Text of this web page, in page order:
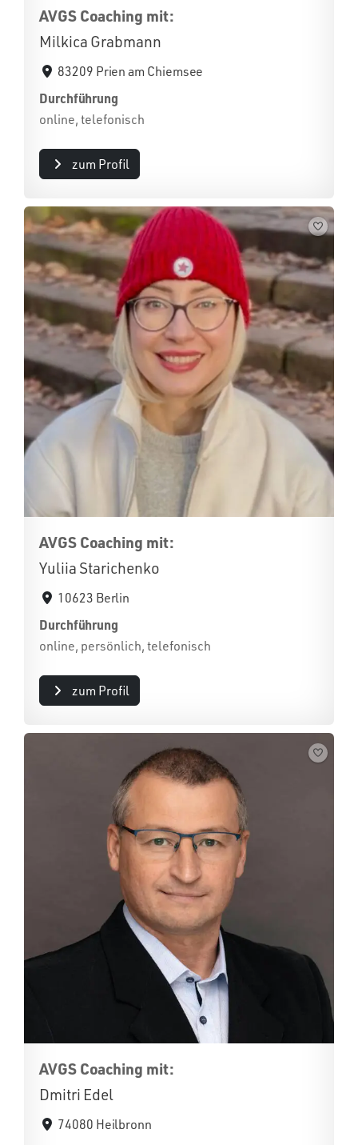
AVGS Coaching mit:
Milkica Grabmann
83209 Prien am Chiemsee
Durchführung
online, telefonisch
zum Profil
AVGS Coaching mit:
Yuliia Starichenko
10623 Berlin
Durchführung
online, persönlich, telefonisch
zum Profil
AVGS Coaching mit:
Dmitri Edel
74080 Heilbronn